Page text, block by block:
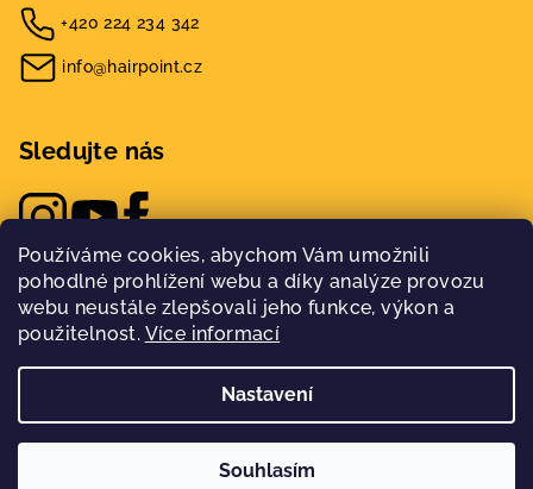
Používáme cookies, abychom Vám umožnili
pohodlné prohlížení webu a díky analýze provozu
webu neustále zlepšovali jeho funkce, výkon a
použitelnost. Více informací
Nastavení
Souhlasím
+420 224 234 342
info@hairpoint.cz
Sledujte nás
Hairpoint. Všechna práva vyhrazena.